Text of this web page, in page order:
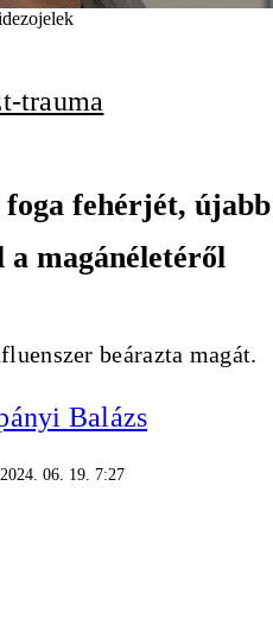
trauma
fehérjét, újabb
magánéletéről
beárazta magát.
Balázs
2024. 06. 19. 7:27